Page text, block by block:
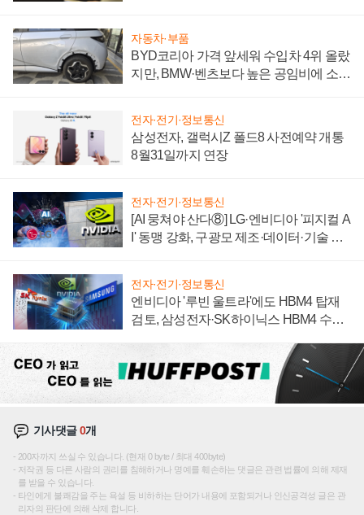
자동차·부품
BYD코리아 가격 앞세워 수입차 4위 올랐
지만, BMW·벤츠보다 높은 공임비에 소비
전자·전기·정보통신
삼성전자, 갤럭시Z 폴드8 사전예약 개통
8월31일까지 연장
전자·전기·정보통신
[AI 뭉쳐야 산다⑧] LG·엔비디아 '피지컬 A
I' 동맹 강화, 구광모 제조·데이터·기술 결
전자·전기·정보통신
엔비디아 '루빈 울트라'에도 HBM4 탑재
검토, 삼성전자·SK하이닉스 HBM4 수율
기사댓글0개
200자까지 쓰실 수 있습니다. (현재 0 byte / 최대 400byte)
저작권 등 다른 사람의 권리를 침해하거나 명예를 훼손하는 댓글은 관련 법률에 의해 제재
를 받을 수 있습니다.
타인에게 불쾌감을 주는 욕설 등 비하하는 단어가 내용에 포함되거나 인신공격성 글은 관
리자의 판단에 의해 삭제 합니다.